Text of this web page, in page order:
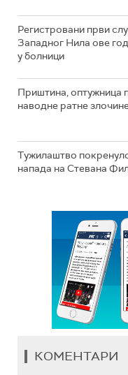
Регистровани први
Западног Нила ове
у болници
Приштина, оптужница
наводне ратне
Тужилаштво
напада на Стевана
КОМЕНТАРИ